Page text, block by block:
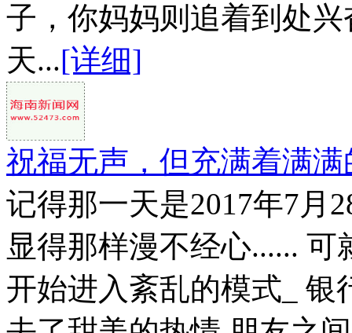
子，你妈妈则追着到处
天...[详细]
祝福无声，但充满着满满
记得那一天是2017年7月
显得那样漫不经心......
开始进入紊乱的模式_